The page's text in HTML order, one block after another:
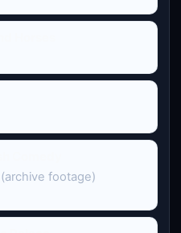
footage)